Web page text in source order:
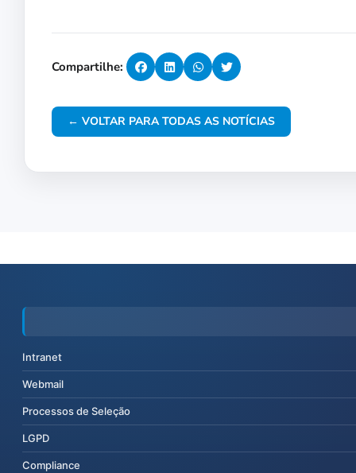
Compartilhe:
← VOLTAR PARA TODAS AS NOTÍCIAS
Intranet
Webmail
Processos de Seleção
LGPD
Compliance